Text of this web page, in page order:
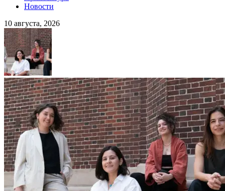
Новости
10 августа, 2026